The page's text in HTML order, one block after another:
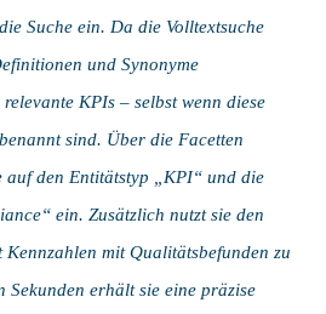
Suche ein. Da die Volltextsuche
und Synonyme
KPIs – selbst wenn diese
sind. Über die Facetten
auf den Entitätstyp „KPI“ und die
ein. Zusätzlich nutzt sie den
mit Qualitätsbefunden zu
Sekunden erhält sie eine präzise